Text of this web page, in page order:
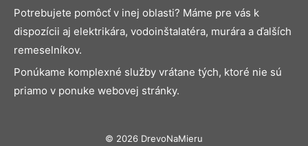
Potrebujete pomôcť v inej oblasti? Máme pre vás k
dispozícii aj elektrikára, vodoinštalatéra, murára a ďalších
remeselníkov.
Ponúkame komplexné služby vrátane tých, ktoré nie sú
priamo v ponuke webovej stránky.
© 2026 DrevoNaMieru